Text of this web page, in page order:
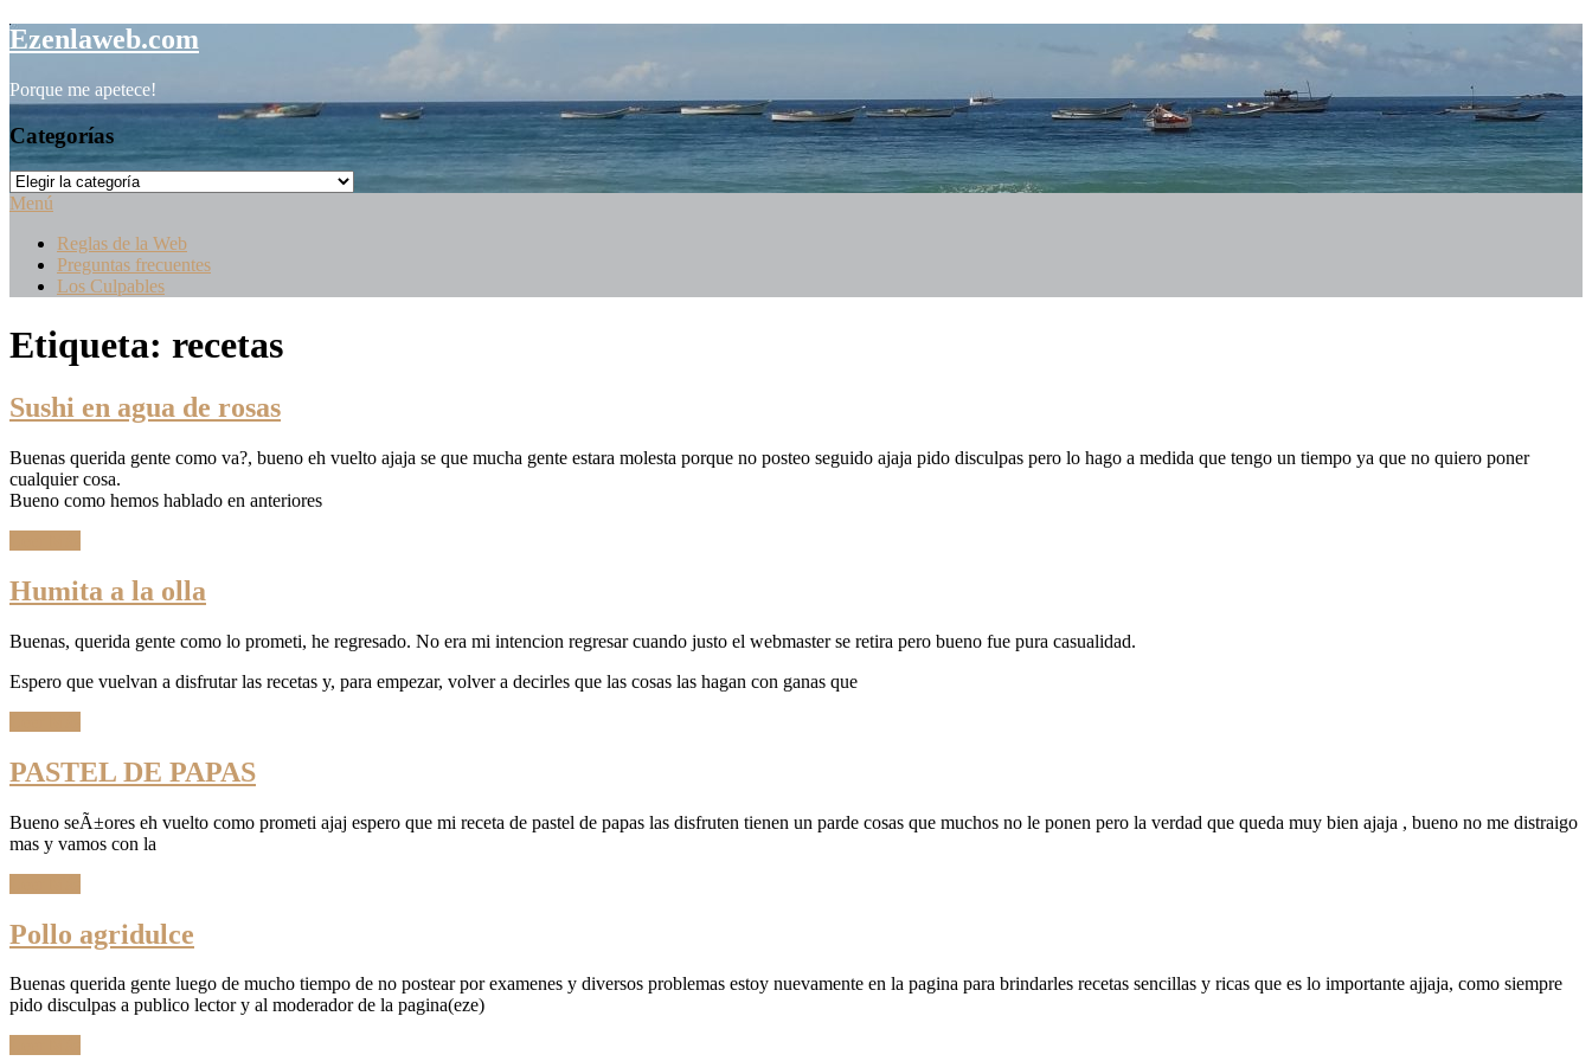
Saltar
al
Ezenlaweb.com
Porque me apetece!
Categorías
Categorías
Menú
Reglas de la Web
Preguntas frecuentes
Los Culpables
Etiqueta: recetas
Sushi en agua de rosas
Buenas querida gente como va?, bueno eh vuelto ajaja se que mucha gente estara molesta porque no posteo seguido ajaja pido disculpas pero lo hago a medida que tengo un tiempo ya que no quiero poner
cualquier cosa.
Bueno como hemos hablado en anteriores
Humita a la olla
Buenas, querida gente como lo prometi, he regresado. No era mi intencion regresar cuando justo el webmaster se retira pero bueno fue pura casualidad.
Espero que vuelvan a disfrutar las recetas y, para empezar, volver a decirles que las cosas las hagan con ganas que
PASTEL DE PAPAS
Bueno seÃ±ores eh vuelto como prometi ajaj espero que mi receta de pastel de papas las disfruten tienen un parde cosas que muchos no le ponen pero la verdad que queda muy bien ajaja , bueno no me distraigo
mas y vamos con la
Pollo agridulce
Buenas querida gente luego de mucho tiempo de no postear por examenes y diversos problemas estoy nuevamente en la pagina para brindarles recetas sencillas y ricas que es lo importante ajjaja, como siempre
pido disculpas a publico lector y al moderador de la pagina(eze)